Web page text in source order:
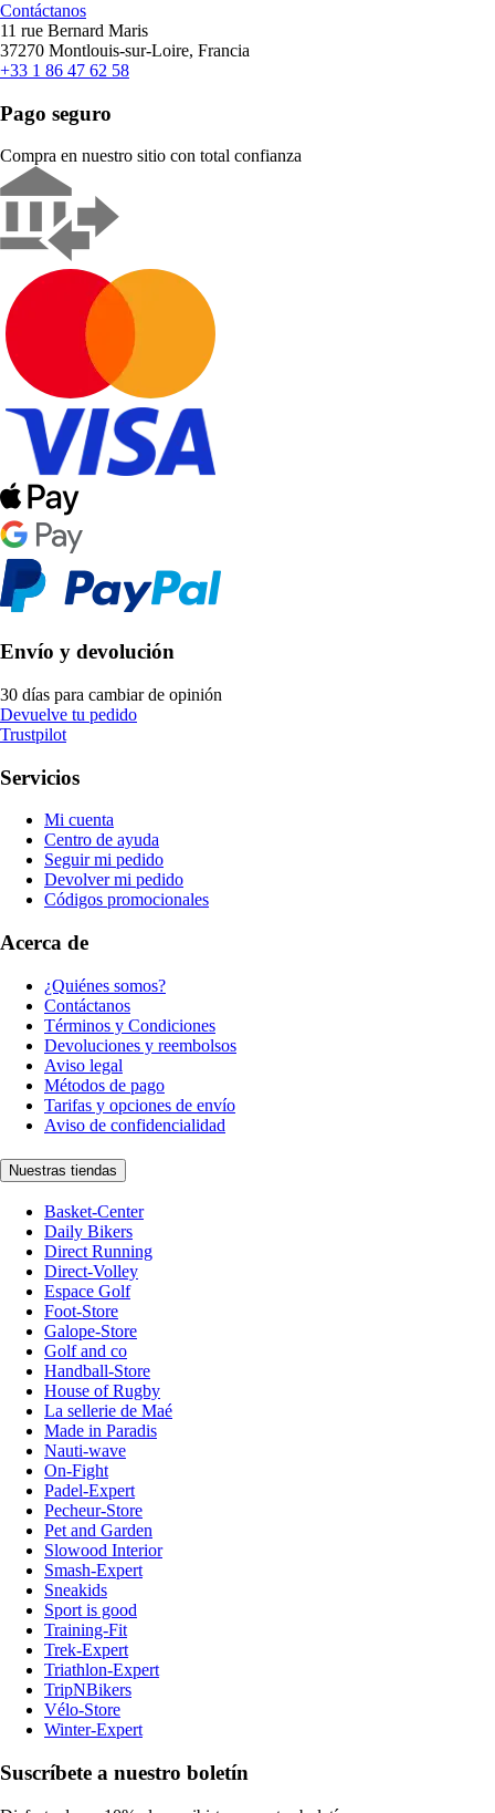
Contáctanos
11 rue Bernard Maris
37270 Montlouis-sur-Loire, Francia
+33 1 86 47 62 58
Pago seguro
Compra en nuestro sitio con total confianza
Envío y devolución
30 días para cambiar de opinión
Devuelve tu pedido
Trustpilot
Servicios
Mi cuenta
Centro de ayuda
Seguir mi pedido
Devolver mi pedido
Códigos promocionales
Acerca de
¿Quiénes somos?
Contáctanos
Términos y Condiciones
Devoluciones y reembolsos
Aviso legal
Métodos de pago
Tarifas y opciones de envío
Aviso de confidencialidad
Nuestras tiendas
Basket-Center
Daily Bikers
Direct Running
Direct-Volley
Espace Golf
Foot-Store
Galope-Store
Golf and co
Handball-Store
House of Rugby
La sellerie de Maé
Made in Paradis
Nauti-wave
On-Fight
Padel-Expert
Pecheur-Store
Pet and Garden
Slowood Interior
Smash-Expert
Sneakids
Sport is good
Training-Fit
Trek-Expert
Triathlon-Expert
TripNBikers
Vélo-Store
Winter-Expert
Suscríbete a nuestro boletín